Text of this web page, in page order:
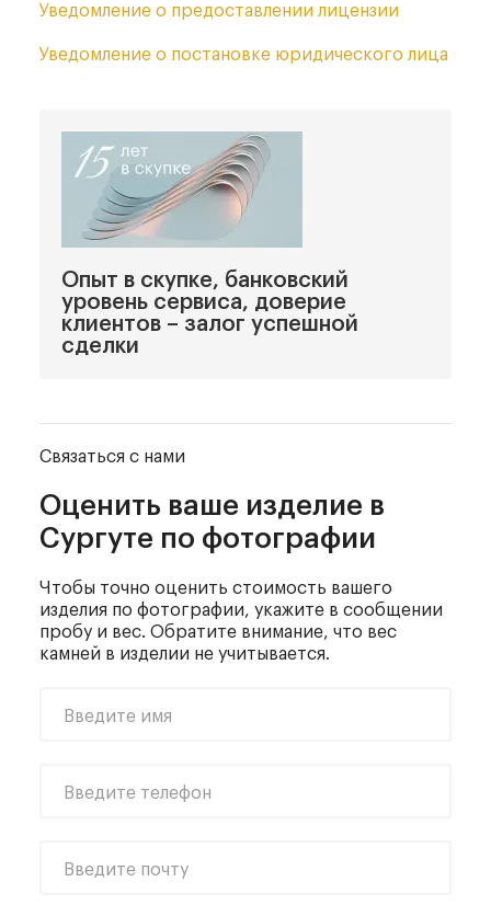
Уведомление о предоставлении лицензии
Уведомление о постановке юридического лица
Опыт в скупке, банковский
уровень сервиса, доверие
клиентов – залог успешной
сделки
Связаться с нами
Оценить ваше изделие в
Сургуте по фотографии
Чтобы точно оценить стоимость вашего
изделия по фотографии, укажите в сообщении
пробу и вес. Обратите внимание, что вес
камней в изделии не учитывается.
Введите имя
Введите телефон
Введите почту